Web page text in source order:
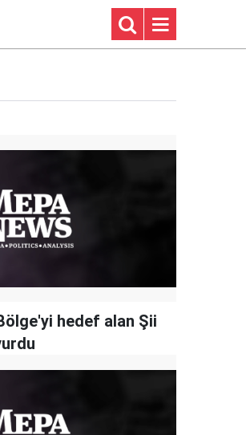
hedef alan Şii